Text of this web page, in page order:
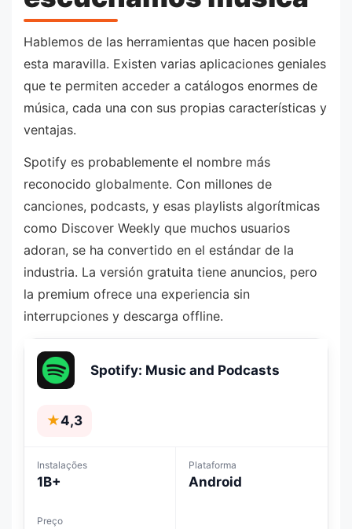
Hablemos de las herramientas que hacen posible
esta maravilla. Existen varias aplicaciones geniales
que te permiten acceder a catálogos enormes de
música, cada una con sus propias características y
ventajas.
Spotify es probablemente el nombre más
reconocido globalmente. Con millones de
canciones, podcasts, y esas playlists algorítmicas
como Discover Weekly que muchos usuarios
adoran, se ha convertido en el estándar de la
industria. La versión gratuita tiene anuncios, pero
la premium ofrece una experiencia sin
interrupciones y descarga offline.
Spotify: Music and Podcasts
★4,3
Instalações
1B+
Plataforma
Android
Preço